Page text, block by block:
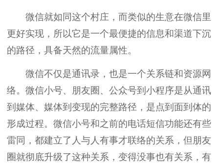
微信就如同这个村庄，而类似的生意在微信里
更好实现，所以它是一个最便捷的信息和渠道下沉
的路径，具备天然的流量属性。
微信不仅是通讯录，也是一个关系链和资源网
络。微信小号、朋友圈、公众号到小程序是从通讯
到媒体、媒体到变现的完整路径，是点到面到体的
形成过程。微信小号和之前的电话短信功能还有些
雷同，都建立了人与人有事才联络的关系，但朋友
圈就彻底升级了这种关系，变得没事也有关系，有